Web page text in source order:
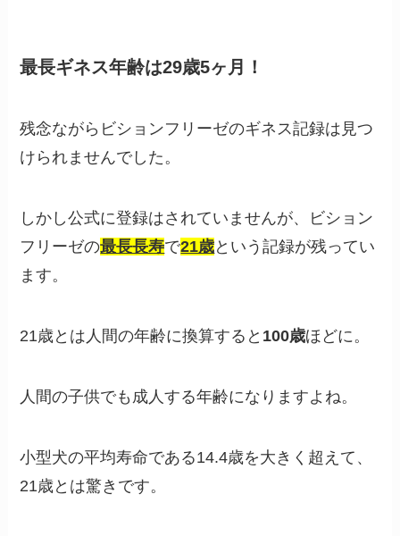
最長ギネス年齢は29歳5ヶ月！
残念ながらビションフリーゼのギネス記録は見つ
けられませんでした。
しかし公式に登録はされていませんが、ビション
フリーゼの最長長寿で21歳という記録が残ってい
ます。
21歳とは人間の年齢に換算すると 100歳ほどに。
人間の子供でも成人する年齢になりますよね。
小型犬の平均寿命である14.4歳を大きく超えて、
21歳とは驚きです。